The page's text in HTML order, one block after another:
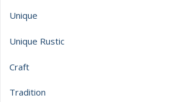
Unique
Unique Rustic
Craft
Tradition